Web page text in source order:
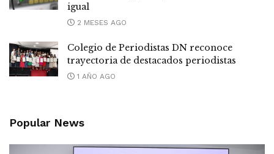
igual
2 MESES AGO
Colegio de Periodistas DN reconoce
trayectoria de destacados periodistas
1 AÑO AGO
Popular News